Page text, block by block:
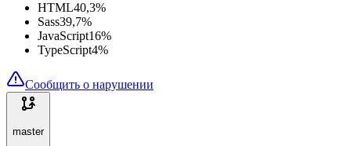
HTML40,3%
Sass39,7%
JavaScript16%
TypeScript4%
Сообщить о нарушении
master